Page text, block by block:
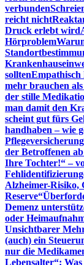
verbunden
reicht nicht
Druck erlebt wird
Hörproblem
solltenEmpathisch
mehr brauchen
der stille
man damit den
scheint gut fürs
handhaben – wie
der Betroffenen
Ihre Tochter!“ –
Alzheimer-Risiko,
Reserve“
Demenz
oder
Unsichtbarer
(auch) ein
nur die
Lebensalter“: Was